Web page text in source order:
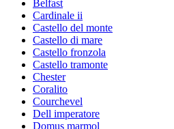
Belfast
Cardinale ii
Castello del monte
Castello di mare
Castello fronzola
Castello tramonte
Chester
Coralito
Courchevel
Dell imperatore
Domus marmol